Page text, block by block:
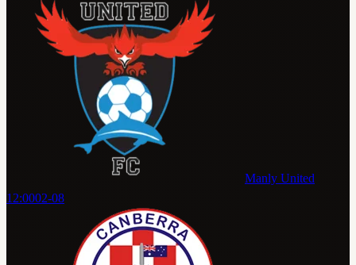
Manly United
12:0002-08